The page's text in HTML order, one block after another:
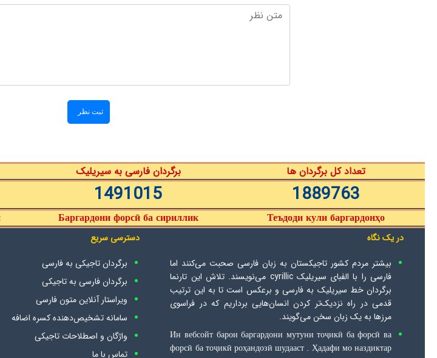
تعداد کل برگردان ها برگردان فارسی به سیریلیک
1889763
1491015
Теъдоди кули баргардонҳо
Баргардони форсӣ ба сириллик
در یک نگاه
بیشتر مردم کشور تاجیکستان به زبان فارسی صحبت می‌کنند اما
فارسی را با الفبای سیریلیک cyrillic می‌نویسند. تلاش این تارنما
برگردان خط سیریلیک به فارسی و برعکس است تا به این ترتیب
قدمی در راه نزدیک‌تر کردن انسان‌هایی برداریم که در فراسوی
مرزها به یک زبان سخن می‌گویند.
Ин вебсойт барои баргардони мутуни тоҷикӣ ба форсӣ ва
форсӣ ба тоҷикӣ роҳандозӣ шудааст . Ҳадафи мо наздиктар
دسترسی سریع
برگردان تاجیکی به فارسی
برگردان فارسی به تاجیکی
ویراستار آنلاین متون فارسی
سامانه تشخیص‌دهنده کسره اضافه
واژگان و اصطلاحات تاجیکی
تماس با ما